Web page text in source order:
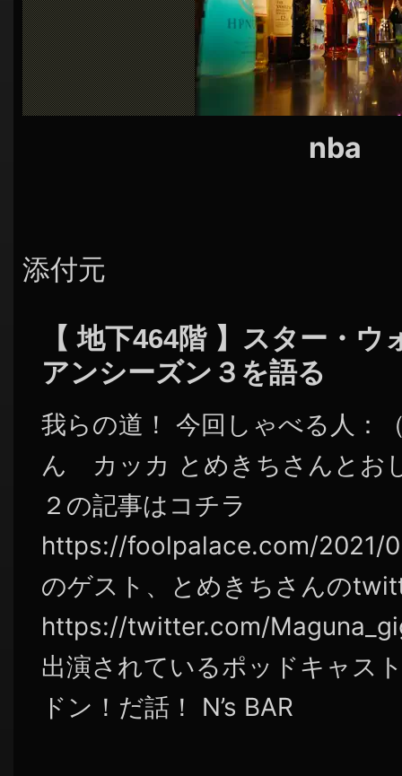
nba
添付元
【 地下464階 】スター・
アンシーズン３を語る
我らの道！ 今回しゃべる人：
ん カッカ とめきちさんとお
２の記事はコチラ
https://foolpalace.com/2021/
のゲスト、とめきちさんの
https://twitter.com/
出演されているポッドキャス
ドン！だ話！ N’s BAR